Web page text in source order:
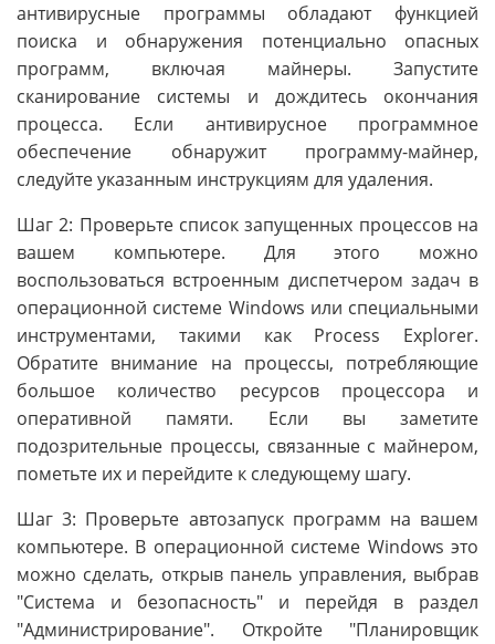
антивирусные программы обладают функцией
поиска и обнаружения потенциально опасных
программ, включая майнеры. Запустите
сканирование системы и дождитесь окончания
процесса. Если антивирусное программное
обеспечение обнаружит программу-майнер,
следуйте указанным инструкциям для удаления.
Шаг 2: Проверьте список запущенных процессов на
вашем компьютере. Для этого можно
воспользоваться встроенным диспетчером задач в
операционной системе Windows или специальными
инструментами, такими как Process Explorer.
Обратите внимание на процессы, потребляющие
большое количество ресурсов процессора и
оперативной памяти. Если вы заметите
подозрительные процессы, связанные с майнером,
пометьте их и перейдите к следующему шагу.
Шаг 3: Проверьте автозапуск программ на вашем
компьютере. В операционной системе Windows это
можно сделать, открыв панель управления, выбрав
"Система и безопасность" и перейдя в раздел
"Администрирование". Откройте "Планировщик